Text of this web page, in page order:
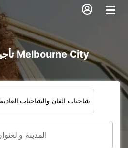
تأجير سيارة و شاحنة في Melbourne City
شاحنات الفان والشاحنات العادية